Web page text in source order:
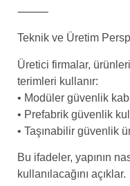
⸻
Teknik ve Üretim
Üretici firmalar,
terimleri kullanır:
• Modüler güvenlik
• Prefabrik güvenlik
• Taşınabilir güvenlik
Bu ifadeler, yapının
kullanılacağını açıklar.